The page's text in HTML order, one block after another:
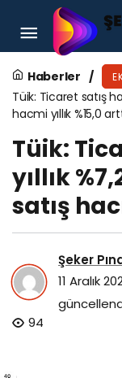
Haberler
Tüik: Ticaret satış
hacmi yıllık %15,0
Tüik:
yıllık
satış
Şeker
11 Aralık
94
Tüik: Ticaret
perakende